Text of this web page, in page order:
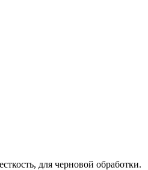
для черновой обработки.